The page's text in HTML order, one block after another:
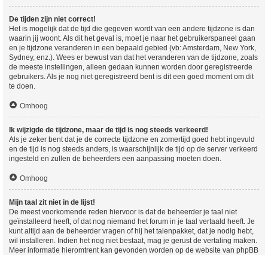
De tijden zijn niet correct!
Het is mogelijk dat de tijd die gegeven wordt van een andere tijdzone is dan
waarin jij woont. Als dit het geval is, moet je naar het gebruikerspaneel gaan
en je tijdzone veranderen in een bepaald gebied (vb: Amsterdam, New York,
Sydney, enz.). Wees er bewust van dat het veranderen van de tijdzone, zoals
de meeste instellingen, alleen gedaan kunnen worden door geregistreerde
gebruikers. Als je nog niet geregistreerd bent is dit een goed moment om dit
te doen.
Omhoog
Ik wijzigde de tijdzone, maar de tijd is nog steeds verkeerd!
Als je zeker bent dat je de correcte tijdzone en zomertijd goed hebt ingevuld
en de tijd is nog steeds anders, is waarschijnlijk de tijd op de server verkeerd
ingesteld en zullen de beheerders een aanpassing moeten doen.
Omhoog
Mijn taal zit niet in de lijst!
De meest voorkomende reden hiervoor is dat de beheerder je taal niet
geïnstalleerd heeft, of dat nog niemand het forum in je taal vertaald heeft. Je
kunt altijd aan de beheerder vragen of hij het talenpakket, dat je nodig hebt,
wil installeren. Indien het nog niet bestaat, mag je gerust de vertaling maken.
Meer informatie hieromtrent kan gevonden worden op de website van phpBB